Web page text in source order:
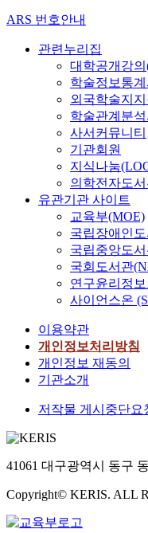
ARS 번호안내
관련누리집
대학공개강
학술정보통
외국학술지
학술관계분
사서커뮤니티
기관회원
지식나눔
의학전자도
유관기관 사이트
교육부(MOE)
국립장애인
국립중앙도
국회도서관
연구윤리정
사이언스온
이용약관
개인정보처리방침
개인정보 재동의
기관소개
저작물 게시중단요
41061 대구광역시 동구
Copyright© KERIS. ALL